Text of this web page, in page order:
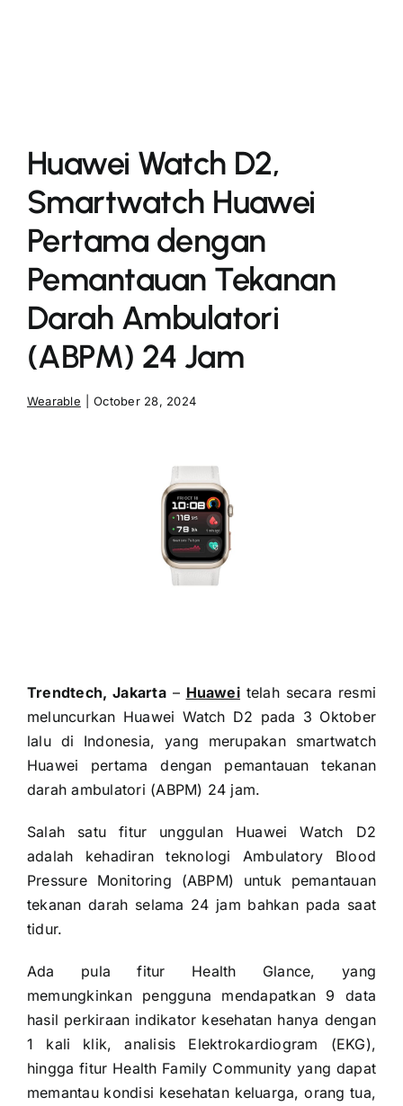
Huawei Watch D2,
Smartwatch Huawei
Pertama dengan
Pemantauan Tekanan
Darah Ambulatori
(ABPM) 24 Jam
Wearable October 28, 2024
Trendtech, Jakarta– Huaweitelah secara resmi
meluncurkan Huawei Watch D2 pada 3 Oktober
lalu di Indonesia, yang merupakan smartwatch
Huawei pertama dengan pemantauan tekanan
darah ambulatori (ABPM) 24 jam.
Salah satu fitur unggulan Huawei Watch D2
adalah kehadiran teknologi Ambulatory Blood
Pressure Monitoring (ABPM) untuk pemantauan
tekanan darah selama 24 jam bahkan pada saat
tidur.
Ada pula fitur Health Glance, yang
memungkinkan pengguna mendapatkan 9 data
hasil perkiraan indikator kesehatan hanya dengan
1 kali klik, analisis Elektrokardiogram (EKG),
hingga fitur Health Family Community yang dapat
memantau kondisi kesehatan keluarga, orang tua,